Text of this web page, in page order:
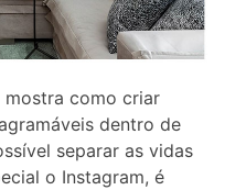
mostra como criar
dentro de
separar as vidas
o Instagram, é